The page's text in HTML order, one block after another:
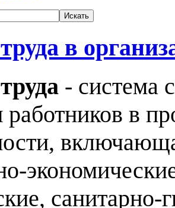
в
- система
работников в
санитарно-